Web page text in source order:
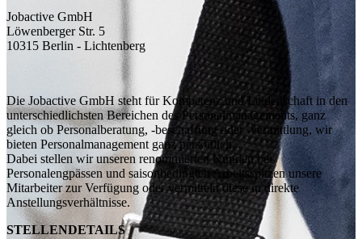
Jobactive GmbH
Löwenberger Str. 5
10315 Berlin - Lichtenberg
Die Jobactive GmbH steht für Kompetenz und Leidenschaft in den
unterschiedlichsten Bereichen des Personalmanagements, ganz
gleich ob Personalberatung, -beschaffung oder -vermittlung, wir
bieten Personalmanagement ganz persönlich.
Dabei stellen wir unseren renommierten Kunden bei
Personalengpässen und saisonbedingten Arbeitsspitzen unsere
Mitarbeiter zur Verfügung oder vermitteln diese in direkte
Anstellungsverhältnisse.
STELLENDETAILS